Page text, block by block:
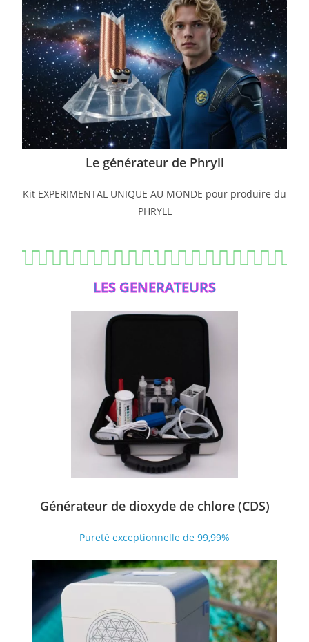
Le générateur de Phryll
Kit EXPERIMENTAL UNIQUE AU MONDE pour produire du
PHRYLL
LES GENERATEURS
Générateur de dioxyde de chlore (CDS)
Pureté exceptionnelle de 99,99%